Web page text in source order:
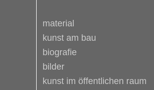
material
kunst am bau
biografie
bilder
kunst im öffentlichen raum